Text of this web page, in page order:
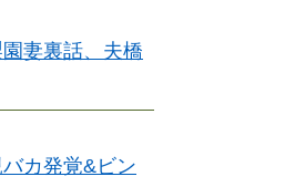
妻裏話、夫橋
カ発覚&ビン